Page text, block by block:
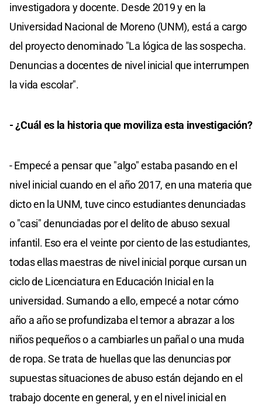
investigadora y docente. Desde 2019 y en la
Universidad Nacional de Moreno (UNM), está a cargo
del proyecto denominado "La lógica de las sospecha.
Denuncias a docentes de nivel inicial que interrumpen
la vida escolar".
- ¿Cuál es la historia que moviliza esta investigación?
- Empecé a pensar que "algo" estaba pasando en el
nivel inicial cuando en el año 2017, en una materia que
dicto en la UNM, tuve cinco estudiantes denunciadas
o "casi" denunciadas por el delito de abuso sexual
infantil. Eso era el veinte por ciento de las estudiantes,
todas ellas maestras de nivel inicial porque cursan un
ciclo de Licenciatura en Educación Inicial en la
universidad. Sumando a ello, empecé a notar cómo
año a año se profundizaba el temor a abrazar a los
niños pequeños o a cambiarles un pañal o una muda
de ropa. Se trata de huellas que las denuncias por
supuestas situaciones de abuso están dejando en el
trabajo docente en general, y en el nivel inicial en